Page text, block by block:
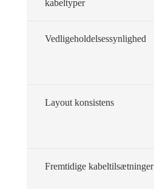
kabeltyper
Vedligeholdelsessynlighed
Layout konsistens
Fremtidige kabeltilsætninger